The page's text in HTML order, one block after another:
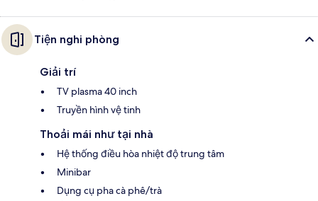
Tiện nghi phòng
Giải trí
TV plasma 40 inch
Truyền hình vệ tinh
Thoải mái như tại nhà
Hệ thống điều hòa nhiệt độ trung tâm
Minibar
Dụng cụ pha cà phê/trà